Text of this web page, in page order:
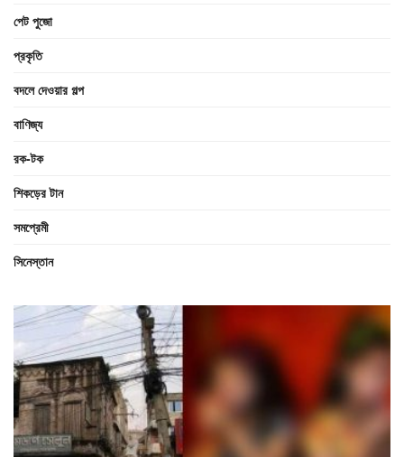
পেট পুজো
প্রকৃতি
বদলে দেওয়ার গল্প
বাণিজ্য
রক-টক
শিকড়ের টান
সমপ্রেমী
সিনেস্তান